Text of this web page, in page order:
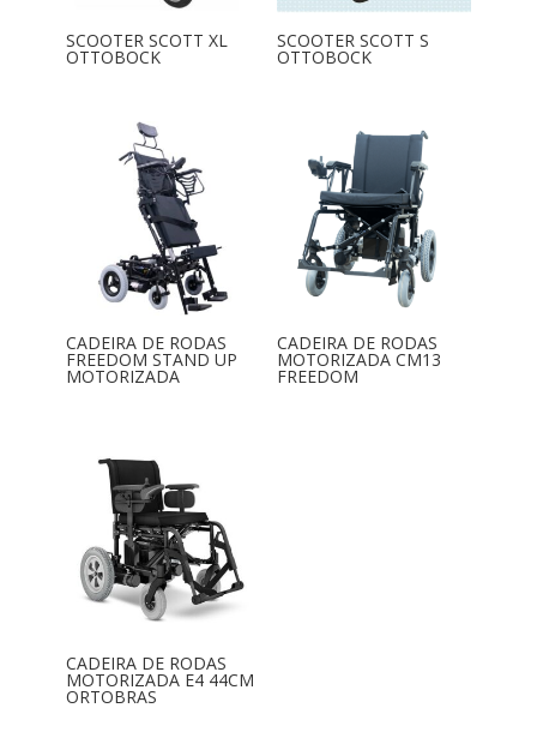
SCOOTER SCOTT XL
OTTOBOCK
SCOOTER SCOTT S
OTTOBOCK
CADEIRA DE RODAS
FREEDOM STAND UP
MOTORIZADA
CADEIRA DE RODAS
MOTORIZADA CM13
FREEDOM
CADEIRA DE RODAS
MOTORIZADA E4 44CM
ORTOBRAS